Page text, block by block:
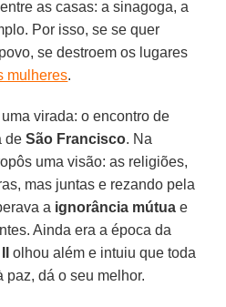
as casas: a sinagoga, a
Por isso, se se quer
se destroem os lugares
mulheres.
virada: o encontro de
deSão Francisco. Na
uma visão: as religiões,
mas juntas e rezando pela
a ignorância mútua e
Ainda era a época da
olhou além e intuiu que toda
paz, dá o seu melhor.